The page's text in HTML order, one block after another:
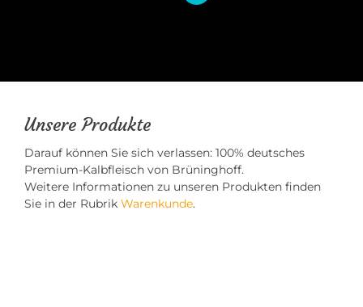
Unsere Produkte
Darauf können Sie sich verlassen: 100% deutsches
Premium-Kalbfleisch von Brüninghoff.
Weitere Informationen zu unseren Produkten finden
Sie in der Rubrik Warenkunde.